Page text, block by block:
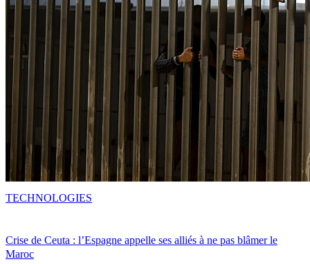
Crise de Ceuta : l’Espagne appelle ses alliés à ne pas blâmer le
Maroc
TECHNOLOGIES